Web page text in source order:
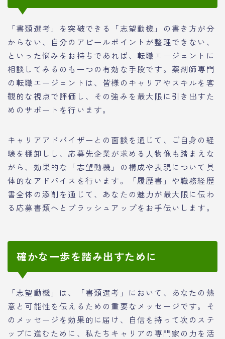
「書類選考」を突破できる「志望動機」の書き方が分
からない、自分のアピールポイントが整理できない、
といった悩みをお持ちであれば、転職エージェントに
相談してみるのも一つの有効な手段です。薬剤師専門
の転職エージェントは、皆様のキャリアやスキルを客
観的な視点で評価し、その強みを最大限に引き出すた
めのサポートを行います。
キャリアアドバイザーとの面談を通じて、ご自身の経
験を棚卸しし、応募先企業が求める人物像も踏まえな
がら、効果的な「志望動機」の構成や表現について具
体的なアドバイスを行います。「履歴書」や職務経歴
書全体の添削を通じて、あなたの魅力が最大限に伝わ
る応募書類へとブラッシュアップをお手伝いします。
確かな一歩を踏み出すために
「志望動機」は、「書類選考」において、あなたの熱
意と可能性を伝えるための重要なメッセージです。そ
のメッセージを効果的に届け、自信を持って次のステ
ップに進むために、私たちキャリアの専門家の力を活